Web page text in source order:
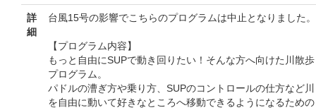
詳
細
台風15号の影響でこちらのプログラムは中止となりました。
【プログラム内容】
もっと自由にSUPで動き回りたい！そんな方へ向けた川散歩
プログラム。
パドルの漕ぎ方や乗り方、SUPのコントロールの仕方など川
を自由に動いて好きなところへ移動できるようになるための